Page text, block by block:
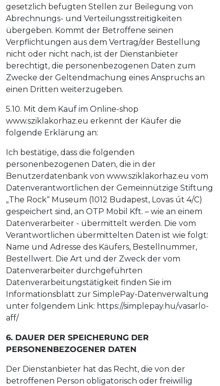
gesetzlich befugten Stellen zur Beilegung von
Abrechnungs- und Verteilungsstreitigkeiten
übergeben. Kommt der Betroffene seinen
Verpflichtungen aus dem Vertrag/der Bestellung
nicht oder nicht nach, ist der Dienstanbieter
berechtigt, die personenbezogenen Daten zum
Zwecke der Geltendmachung eines Anspruchs an
einen Dritten weiterzugeben.
5.10. Mit dem Kauf im Online-shop
www.sziklakorhaz.eu erkennt der Käufer die
folgende Erklärung an:
Ich bestätige, dass die folgenden
personenbezogenen Daten, die in der
Benutzerdatenbank von www.sziklakorhaz.eu vom
Datenverantwortlichen der Gemeinnützige Stiftung
„The Rock“ Museum (1012 Budapest, Lovas út 4/C)
gespeichert sind, an OTP Mobil Kft. – wie an einem
Datenverarbeiter - übermittelt werden. Die vom
Verantwortlichen übermittelten Daten ist wie folgt:
Name und Adresse des Käufers, Bestellnummer,
Bestellwert. Die Art und der Zweck der vom
Datenverarbeiter durchgeführten
Datenverarbeitungstätigkeit finden Sie im
Informationsblatt zur SimplePay-Datenverwaltung
unter folgendem Link: https://simplepay.hu/vasarlo-
aff/
6. DAUER DER SPEICHERUNG DER
PERSONENBEZOGENER DATEN
Der Dienstanbieter hat das Recht, die von der
betroffenen Person obligatorisch oder freiwillig